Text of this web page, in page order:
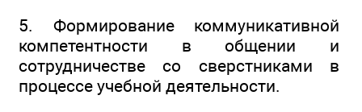
5. Формирование коммуникативной
компетентности в общении и
сотрудничестве со сверстниками в
процессе учебной деятельности.